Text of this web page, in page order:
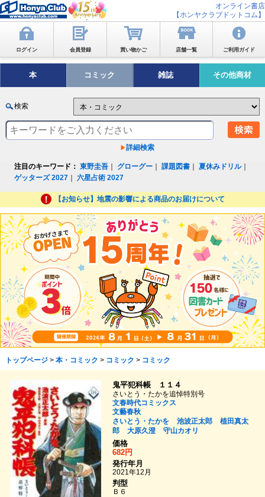
オンライン書店
【ホンヤクラブドットコム】
ログイン 会員登録 買い物かご 店舗一覧 ご利用ガイド
本 コミック 雑誌 その他商材
検索
詳細検索
注目のキーワード： 東野圭吾 グローグー ｜課題図書 ｜夏休みドリル｜
ゲッターズ 2027 ｜六星占術 2027
【お知らせ】地震の影響による商品のお届けについて
トップページ> 本・コミック > コミック > コミック
鬼平犯科帳 １１４
さいとう・たかを追悼特別号
文春時代コミックス
文藝春秋
さいとう・たかを
池波正太郎
植田真太
郎
大原久澄
守山カオリ
価格
682円
発行年月
2021年12月
判型
Ｂ６